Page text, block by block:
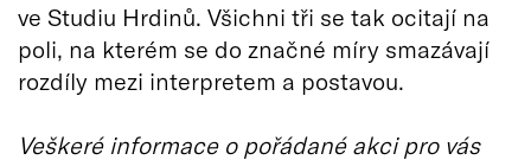
ve Studiu Hrdinů. Všichni tři se tak ocitají na
poli, na kterém se do značné míry smazávají
rozdíly mezi interpretem a postavou.
Veškeré informace o pořádané akci pro vás